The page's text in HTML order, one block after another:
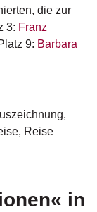
die zur
3: Franz
9: Barbara
,
, Reise
in